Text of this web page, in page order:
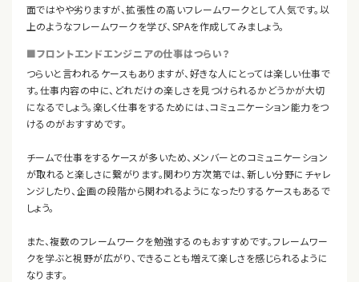
面ではやや劣りますが、拡張性の高いフレームワークとして人気です。以
上のようなフレームワークを学び、SPAを作成してみましょう。
■フロントエンドエンジニアの仕事はつらい？
つらいと言われるケースもありますが、好きな人にとっては楽しい仕事で
す。仕事内容の中に、どれだけの楽しさを見つけられるかどうかが大切
になるでしょう。楽しく仕事をするためには、コミュニケーション能力をつ
けるのがおすすめです。
チームで仕事をするケースが多いため、メンバーとのコミュニケーション
が取れると楽しさに繋がります。関わり方次第では、新しい分野にチャレ
ンジしたり、企画の段階から関われるようになったりするケースもあるで
しょう。
また、複数のフレームワークを勉強するのもおすすめです。フレームワー
クを学ぶと視野が広がり、できることも増えて楽しさを感じられるように
なります。